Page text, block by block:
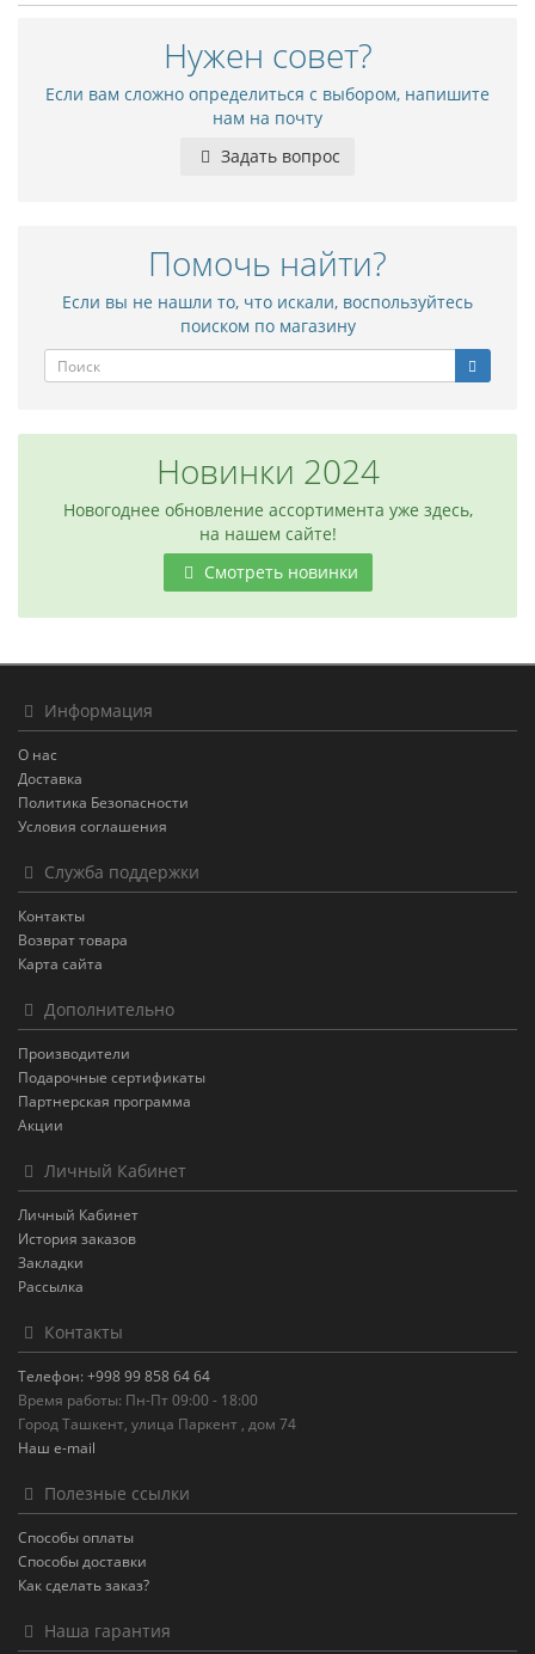
Нужен совет?
Если вам сложно определиться с выбором, напишите
нам на почту
Задать вопрос
Помочь найти?
Если вы не нашли то, что искали, воспользуйтесь
поиском по магазину
Новинки 2024
Новогоднее обновление ассортимента уже здесь,
на нашем сайте!
Смотреть новинки
Информация
О нас
Доставка
Политика Безопасности
Условия соглашения
Служба поддержки
Контакты
Возврат товара
Карта сайта
Дополнительно
Производители
Подарочные сертификаты
Партнерская программа
Акции
Личный Кабинет
Личный Кабинет
История заказов
Закладки
Рассылка
Контакты
Телефон: +998 99 858 64 64
Время работы: Пн-Пт 09:00 - 18:00
Город Ташкент, улица Паркент , дом 74
Наш e-mail
Полезные ссылки
Способы оплаты
Способы доставки
Как сделать заказ?
Наша гарантия